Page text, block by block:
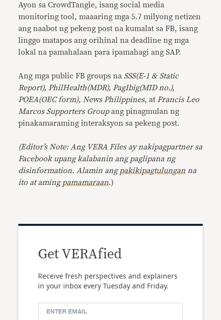
Ayon sa CrowdTangle, isang social media
monitoring tool, maaaring mga 5.7 milyong netizen
ang naabot ng pekeng post na kumalat sa FB, isang
linggo matapos ang orihinal na deadline ng mga
lokal na pamahalaan para ipamahagi ang SAP.
Ang mga public FB groups na SSS(E-1 & Static
Report), PhilHealth(MDR), PagIbig(MID no.),
POEA(OEC form), News Philippines, at Francis Leo
Marcos Supporters Groupang pinagmulan ng
pinakamaraming interaksyon sa pekeng post.
(Editor’s Note: Ang VERA Files ay nakipagpartner sa
Facebook upang kalabanin ang paglipana ng
disinformation. Alamin ang pakikipagtulungan na
ito at aming pamamaraan.)
Get VERAfied
Receive fresh perspectives and explainers
in your inbox every Tuesday and Friday.